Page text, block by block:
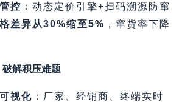
控 ​：动态定价引擎+扫码溯源防窜
差异从30%缩至5%​ ，窜货率下降
解积压难题
视化 ​：厂家、经销商、终端实时